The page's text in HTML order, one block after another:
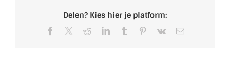
Delen? Kies hier je platform:
Facebook RedditLinkedInTumblr Pinterest
Vk
E-